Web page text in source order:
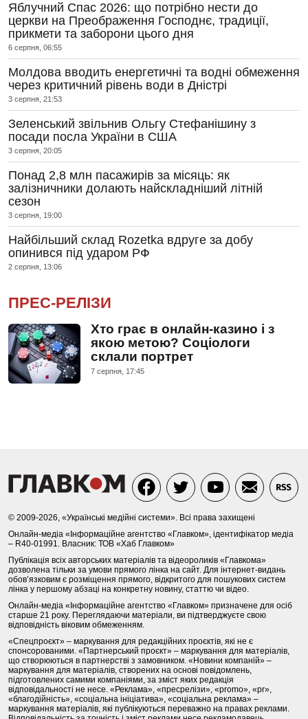
Яблучний Спас 2026: що потрібно нести до
церкви на Преображення Господнє, традиції,
прикмети та заборони цього дня
6 серпня, 06:55
Молдова вводить енергетичні та водні обмеження
через критичний рівень води в Дністрі
3 серпня, 21:53
Зеленський звільнив Ольгу Стефанішину з
посади посла України в США
3 серпня, 20:05
Понад 2,8 млн пасажирів за місяць: як
залізничники долають найскладніший літній
сезон
3 серпня, 19:00
Найбільший склад Rozetka вдруге за добу
опинився під ударом РФ
2 серпня, 13:06
ПРЕС-РЕЛІЗИ
Хто грає в онлайн-казино і з
якою метою? Соціологи
склали портрет
7 серпня, 17:45
© 2009-2026, «Українські медійні системи». Всі права захищені
Онлайн-медіа «Інформаційне агентство «Главком», ідентифікатор медіа
– R40-01991. Власник: ТОВ «Хаб Главком»
Публікація всіх авторських матеріалів та відеороликів «Главкома»
дозволена тільки за умови прямого лінка на сайт. Для інтернет-видань
обов’язковим є розміщення прямого, відкритого для пошукових систем
лінка у першому абзаці на конкретну новину, статтю чи відео.
Онлайн-медіа «Інформаційне агентство «Главком» призначене для осіб
старше 21 року. Переглядаючи матеріали, ви підтверджуєте свою
відповідність віковим обмеженням.
«Спецпроєкт» – маркування для редакційних проєктів, які не є
спонсорованими. «Партнерський проєкт» – маркування для матеріалів,
що створюються в партнерстві з замовником. «Новини компаній» –
маркування для матеріалів, створених на основі повідомлень,
підготовлених самими компаніями, за зміст яких редакція
відповідальності не несе. «Реклама», «пресрелізи», «promo», «pr»,
«благодійність», «соціальна ініціатива», «соціальна реклама» –
маркування матеріалів, які публікуються переважно на правах реклами.